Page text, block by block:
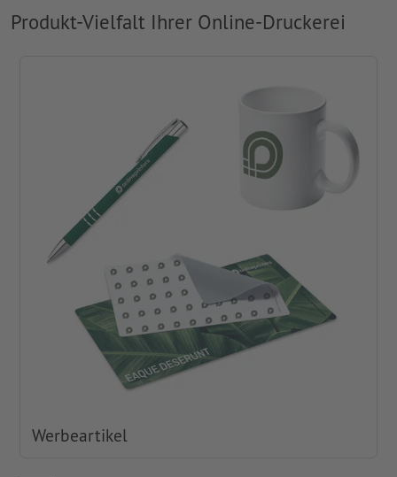
Produkt-Vielfalt Ihrer Online-Druckerei
Werbeartikel